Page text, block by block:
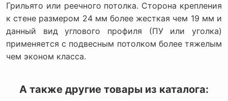
Грильято или реечного потолка. Сторона крепления
к стене размером 24 мм более жесткая чем 19 мм и
данный вид углового профиля (ПУ или уголка)
применяется с подвесным потолком более тяжелым
чем эконом класса.
А также другие товары из каталога: